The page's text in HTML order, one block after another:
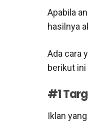
Apabila
hasilnya
Ada cara
berikut
#1
Iklan